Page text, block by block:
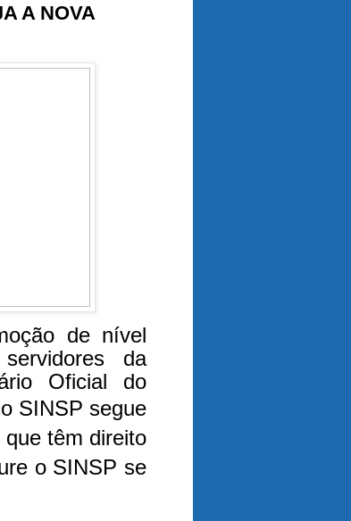
A NOVA
de nível
da
Oficial do
SINSP segue
têm direito
o SINSP se